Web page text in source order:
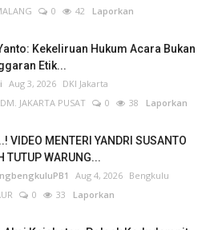
0 42 Laporkan
Kekeliruan Hukum Acara Bukan
Etik...
Aug 3, 2026 DKI Jakarta
JAKARTA PUSAT
0 38 Laporkan
VIDEO MENTERI YANDRI SUSANTO
TUTUP WARUNG...
Aug 4, 2026 Bengkulu
0 33 Laporkan